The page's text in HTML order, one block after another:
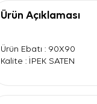
Ürün Açıklaması
Ürün Ebatı : 90X90
Kalite : İPEK SATEN